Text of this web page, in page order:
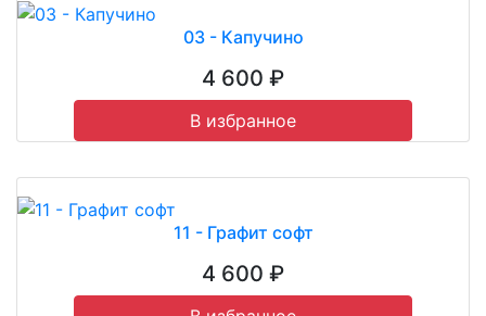
03 - Капучино
4 600 ₽
В избранное
11 - Графит софт
4 600 ₽